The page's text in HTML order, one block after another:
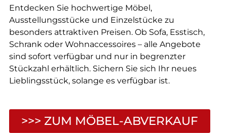
Entdecken Sie hochwertige Möbel,
Ausstellungsstücke und Einzelstücke zu
besonders attraktiven Preisen. Ob Sofa, Esstisch,
Schrank oder Wohnaccessoires – alle Angebote
sind sofort verfügbar und nur in begrenzter
Stückzahl erhältlich. Sichern Sie sich Ihr neues
Lieblingsstück, solange es verfügbar ist.
>>> ZUM MÖBEL-ABVERKAUF